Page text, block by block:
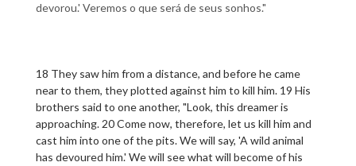
devorou.' Veremos o que será de seus sonhos."
18 They saw him from a distance, and before he came
near to them, they plotted against him to kill him. 19 His
brothers said to one another, "Look, this dreamer is
approaching. 20 Come now, therefore, let us kill him and
cast him into one of the pits. We will say, 'A wild animal
has devoured him.' We will see what will become of his